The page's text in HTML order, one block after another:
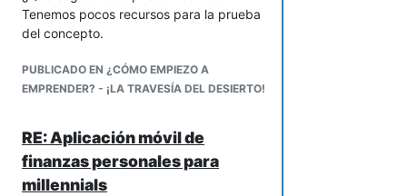
asegúrate de que el mercado local lo
demande. Aquí, un estudio de viabilidad
redes) te ahorrará dolores de cabeza.
Si quieres hablar de detalles prácticos
cooperativa hasta cómo atraer a las
primeras personas—, cuento con
experiencia en pymes y me encantaría
aportar. El camino es tan importante
Tenemos pocos recursos para la prueba
del concepto.
PUBLICADO EN ¿CÓMO EMPIEZO A
EMPRENDER? - ¡LA TRAVESÍA DEL DESIERTO!
RE: Aplicación móvil de
finanzas personales para
millennials